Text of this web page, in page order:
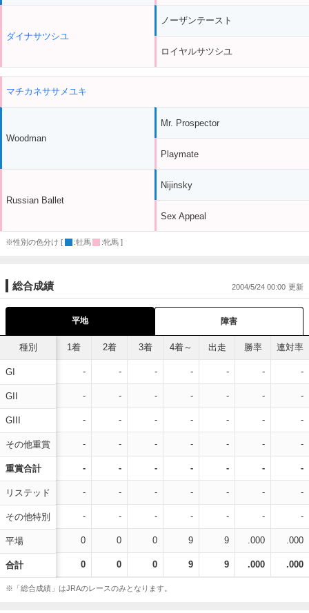
ダイナサツシユ
ノーザンテースト
ロイヤルサツシユ
マチカネササメユキ
Woodman
Russian Ballet
Mr. Prospector
Playmate
Nijinsky
Sex Appeal
※性別の色分け [ :牡馬 :牝馬 ]
総合成績 2004/5/24 00:00
平地 障害
種別
GI
GII
GIII
その他重賞
重賞合計
リステッド
その他特別
平場
合計
1着 2着 3着 4着～ 出走 勝率 連対率
- - - - - - -
- - - - - - -
- - - - - - -
- - - - - - -
- - - - - - -
- - - - - - -
- - - - - - -
0 0 0 9 9 .000 .000
0 0 0 9 9 .000 .000
※「総合成績」はJRAのレースのみとなります。